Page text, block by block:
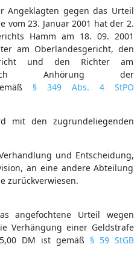
Angeklagten gegen das Urteil
vom 23. Januar 2001 hat der 2.
Hamm am 18. 09. 2001
am Oberlandesgericht, den
und den Richter am
Anhörung der
§ 349 Abs. 4 StPO
mit den zugrundeliegenden
und Entscheidung,
an eine andere Abteilung
zurückverwiesen.
angefochtene Urteil wegen
Verhängung einer Geldstrafe
DM ist gemäß § 59 StGB